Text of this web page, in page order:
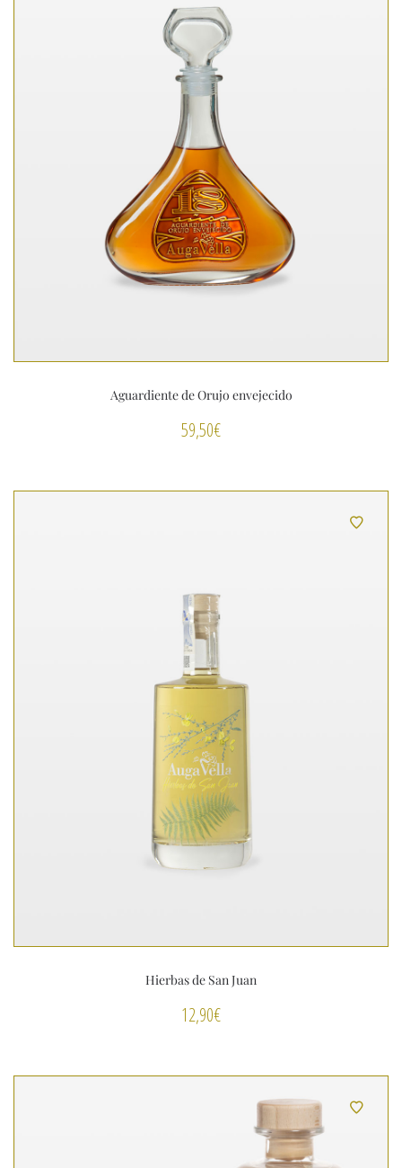
Aguardiente de Orujo envejecido
59,50€
Hierbas de San Juan
12,90€